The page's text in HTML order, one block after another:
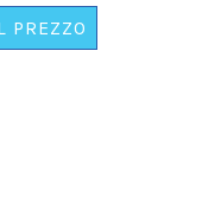
PREZZO